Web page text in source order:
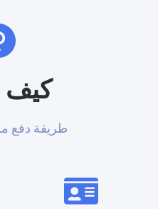
كيف
طريقة دفع